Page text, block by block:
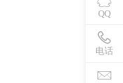
QQ
电话